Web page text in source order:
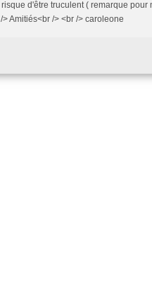
d'être truculent ( remarque pour
Amitiés<br /> <br /> caroleone